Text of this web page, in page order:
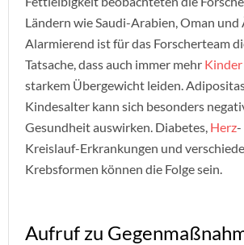
Ländern wie Saudi-Arabien, Oman und
Alarmierend ist für das Forscherteam
Tatsache, dass auch immer mehr Kinder
starkem Übergewicht leiden.
Kindesalter kann sich besonders
Gesundheit auswirken. Diabetes, Herz-
Kreislauf-Erkrankungen und
Krebsformen können die Folge sein.
Aufruf zu